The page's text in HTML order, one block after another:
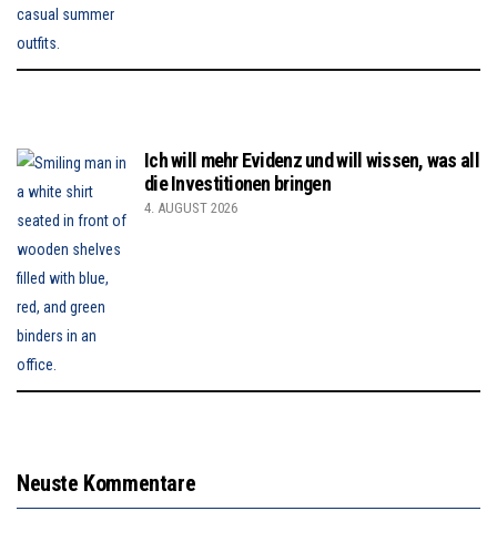
Ich will mehr Evidenz und will wissen, was all
die Investitionen bringen
4. AUGUST 2026
Neuste Kommentare